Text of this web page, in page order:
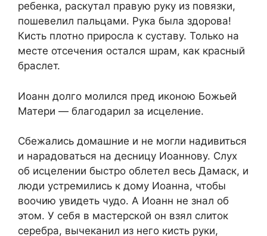
ребенка, раскутал правую руку из повязки,
пошевелил пальцами. Рука была здорова!
Кисть плотно приросла к суставу. Только на
месте отсечения остался шрам, как красный
браслет.
Иоанн долго молился пред иконою Божьей
Матери — благодарил за исцеление.
Сбежались домашние и не могли надивиться
и нарадоваться на десницу Иоаннову. Слух
об исцелении быстро облетел весь Дамаск, и
люди устремились к дому Иоанна, чтобы
воочию увидеть чудо. А Иоанн не знал об
этом. У себя в мастерской он взял слиток
серебра, вычеканил из него кисть руки,